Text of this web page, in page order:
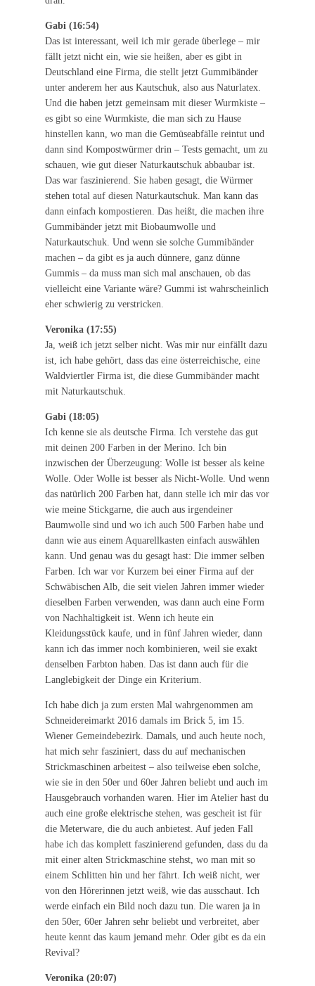
Gabi (16:54)
Das ist interessant, weil ich mir gerade überlege – mir
fällt jetzt nicht ein, wie sie heißen, aber es gibt in
Deutschland eine Firma, die stellt jetzt Gummibänder
unter anderem her aus Kautschuk, also aus Naturlatex.
Und die haben jetzt gemeinsam mit dieser Wurmkiste –
es gibt so eine Wurmkiste, die man sich zu Hause
hinstellen kann, wo man die Gemüseabfälle reintut und
dann sind Kompostwürmer drin – Tests gemacht, um zu
schauen, wie gut dieser Naturkautschuk abbaubar ist.
Das war faszinierend. Sie haben gesagt, die Würmer
stehen total auf diesen Naturkautschuk. Man kann das
dann einfach kompostieren. Das heißt, die machen ihre
Gummibänder jetzt mit Biobaumwolle und
Naturkautschuk. Und wenn sie solche Gummibänder
machen – da gibt es ja auch dünnere, ganz dünne
Gummis – da muss man sich mal anschauen, ob das
vielleicht eine Variante wäre? Gummi ist wahrscheinlich
eher schwierig zu verstricken.
Veronika (17:55)
Ja, weiß ich jetzt selber nicht. Was mir nur einfällt dazu
ist, ich habe gehört, dass das eine österreichische, eine
Waldviertler Firma ist, die diese Gummibänder macht
mit Naturkautschuk.
Gabi (18:05)
Ich kenne sie als deutsche Firma. Ich verstehe das gut
mit deinen 200 Farben in der Merino. Ich bin
inzwischen der Überzeugung: Wolle ist besser als keine
Wolle. Oder Wolle ist besser als Nicht-Wolle. Und wenn
das natürlich 200 Farben hat, dann stelle ich mir das vor
wie meine Stickgarne, die auch aus irgendeiner
Baumwolle sind und wo ich auch 500 Farben habe und
dann wie aus einem Aquarellkasten einfach auswählen
kann. Und genau was du gesagt hast: Die immer selben
Farben. Ich war vor Kurzem bei einer Firma auf der
Schwäbischen Alb, die seit vielen Jahren immer wieder
dieselben Farben verwenden, was dann auch eine Form
von Nachhaltigkeit ist. Wenn ich heute ein
Kleidungsstück kaufe, und in fünf Jahren wieder, dann
kann ich das immer noch kombinieren, weil sie exakt
denselben Farbton haben. Das ist dann auch für die
Langlebigkeit der Dinge ein Kriterium.
Ich habe dich ja zum ersten Mal wahrgenommen am
Schneidereimarkt 2016 damals im Brick 5, im 15.
Wiener Gemeindebezirk. Damals, und auch heute noch,
hat mich sehr fasziniert, dass du auf mechanischen
Strickmaschinen arbeitest – also teilweise eben solche,
wie sie in den 50er und 60er Jahren beliebt und auch im
Hausgebrauch vorhanden waren. Hier im Atelier hast du
auch eine große elektrische stehen, was gescheit ist für
die Meterware, die du auch anbietest. Auf jeden Fall
habe ich das komplett faszinierend gefunden, dass du da
mit einer alten Strickmaschine stehst, wo man mit so
einem Schlitten hin und her fährt. Ich weiß nicht, wer
von den Hörerinnen jetzt weiß, wie das ausschaut. Ich
werde einfach ein Bild noch dazu tun. Die waren ja in
den 50er, 60er Jahren sehr beliebt und verbreitet, aber
heute kennt das kaum jemand mehr. Oder gibt es da ein
Revival?
Veronika (20:07)